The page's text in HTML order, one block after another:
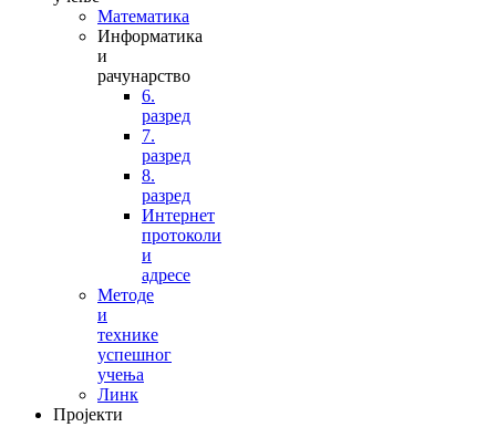
Математика
Информатика
и
рачунарство
6.
разред
7.
разред
8.
разред
Интернет
протоколи
и
адресе
Методе
и
технике
успешног
учења
Линк
Пројекти